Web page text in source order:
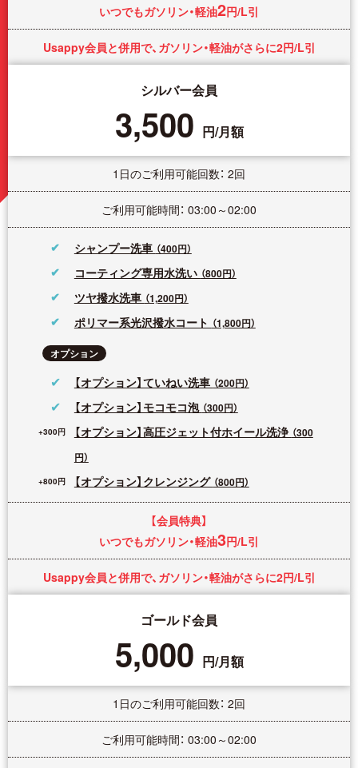
いつでもガソリン・軽油2円/L引
Usappy会員と併用で、ガソリン・軽油がさらに2円/L引
シルバー会員
3,500 円/月額
1日のご利用可能回数： 2回
ご利用可能時間： 03:00～02:00
シャンプー洗車 （400円）
コーティング専用水洗い （800円）
ツヤ撥水洗車 （1,200円）
ポリマー系光沢撥水コート （1,800円）
オプション
【オプション】ていねい洗車 （200円）
【オプション】モコモコ泡 （300円）
【オプション】高圧ジェット付ホイール洗浄 （300
円）
【オプション】クレンジング （800円）
【会員特典】
いつでもガソリン・軽油3円/L引
Usappy会員と併用で、ガソリン・軽油がさらに2円/L引
ゴールド会員
5,000 円/月額
1日のご利用可能回数： 2回
ご利用可能時間： 03:00～02:00